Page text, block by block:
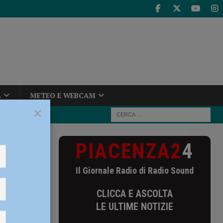
METEO E WEBCAM
PIACENZA24
Il Giornale Radio di Radio Sound
CLICCA E ASCOLTA
LE ULTIME NOTIZIE
×